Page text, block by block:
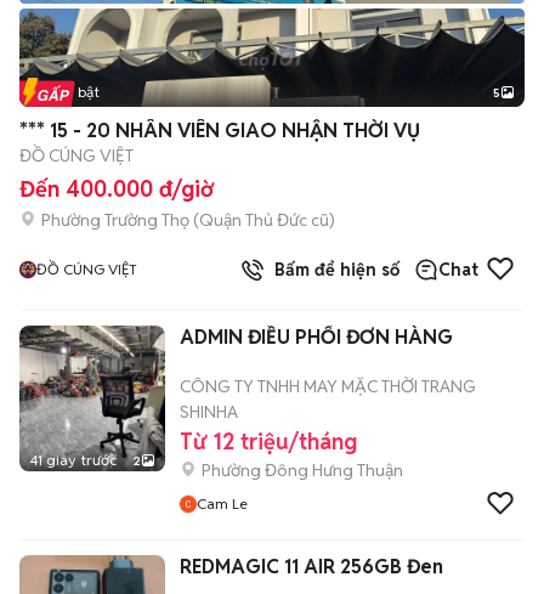
Tin nổi bật 5
*** 15 - 20 NHÂN VIÊN GIAO NHẬN THỜI VỤ
ĐỒ CÚNG VIỆT
Đến 400.000 đ/giờ
Phường Trường Thọ (Quận Thủ Đức cũ)
ĐỒ CÚNG VIỆT Bấm để hiện số Chat
41 giây trước 2
ADMIN ĐIỀU PHỐI ĐƠN HÀNG
CÔNG TY TNHH MAY MẶC THỜI TRANG
SHINHA
Từ 12 triệu/tháng
Phường Đông Hưng Thuận
Cam Le
REDMAGIC 11 AIR 256GB Đen